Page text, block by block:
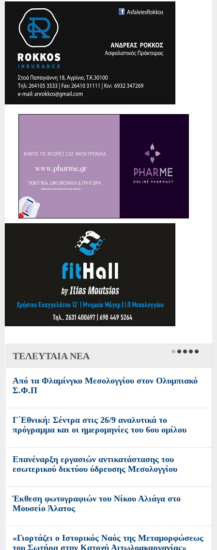
ΤΕΛΕΥΤΑΙΑ ΝΕΑ
Από τα Φλαμίνγκο Μεσολογγίου στον Ολυμπιακό
Σ.Φ.Π
Γ΄Εθνική: Σέντρα στις 26/9 αναλυτικά το
πρόγραμμα και οι ημερομηνίες του 6ου ομίλου
Επανέναρξη εργασιών αντικατάστασης του
εσωτερικού δικτύου ύδρευσης Μεσολογγίου
Έκθεση φωτογραφιών του Νίκου Αλιάγα στο
Μουσείο Άλατος
«Γιορτάζει ο Ιστορικός Ναός της Μεταμορφώσεως
του Σωτήρα στην Κατοχή Αιτωλοακαρνανίας»